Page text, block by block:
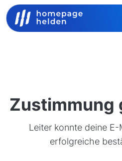
Zustimmung
Leiter konnte deine
erfolgreiche